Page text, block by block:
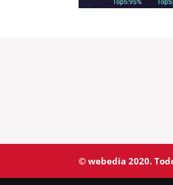
© webedia 2020.